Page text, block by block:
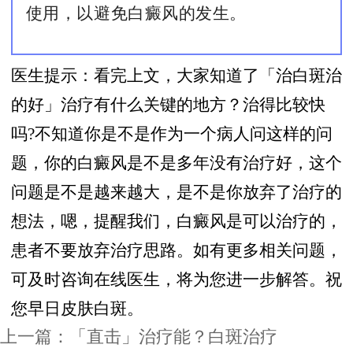
使用，以避免白癜风的发生。
医生提示：看完上文，大家知道了「治白斑治
的好」治疗有什么关键的地方？治得比较快
吗?不知道你是不是作为一个病人问这样的问
题，你的白癜风是不是多年没有治疗好，这个
问题是不是越来越大，是不是你放弃了治疗的
想法，嗯，提醒我们，白癜风是可以治疗的，
患者不要放弃治疗思路。如有更多相关问题，
可及时咨询在线医生，将为您进一步解答。祝
您早日皮肤白斑。
上一篇：
「直击」治疗能？白斑治疗